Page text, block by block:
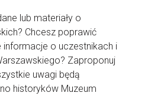
lub materiały o
Chcesz poprawić
o uczestnikach i
Zaproponuj
uwagi będą
historyków Muzeum